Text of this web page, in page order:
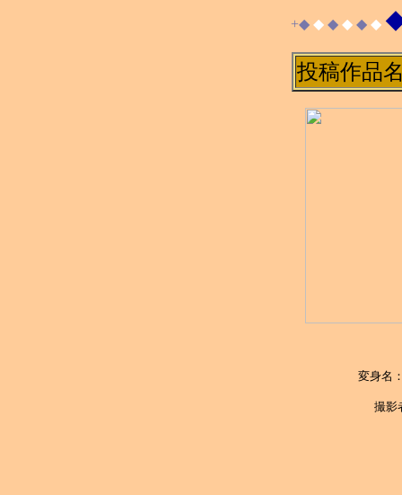
+◆ ◆ ◆ ◆ ◆ ◆
投稿作品
変身名
撮影